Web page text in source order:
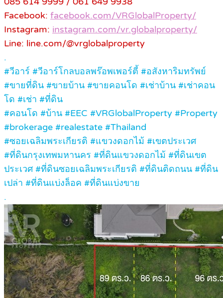
Facebook: facebook.com/VRGlobalProperty/
Instagram: instagram.com/vr.globalproperty/
Line: line.com/@vrglobalproperty
.
#วีอาร์ #วีอาร์โกลบอลพร๊อพเพอร์ตี้ #อสังหาริมทรัพย์
#ขายที่ดิน #ขายบ้าน #ขายคอนโด #เช่าบ้าน #เช่าคอน
โด #เช่า #ที่ดิน
#คอนโด #บ้าน #EEC #VRGlobalProperty #Property
#brokerage #realestate #Thailand
#ซอยเฉลิมพระเกียรติ #แขวงดอกไม้ #เขตประเวศ
#ที่ดินกรุงเทพมหานคร #ที่ดินแขวงดอกไม้ #ที่ดินเขต
ประเวศ #ที่ดินซอยเฉลิมพระเกียรติ #ที่ดินติดถนน #ที่ดิน
เปล่า #ที่ดินแบ่งล็อค #ที่ดินแบ่งขาย
.